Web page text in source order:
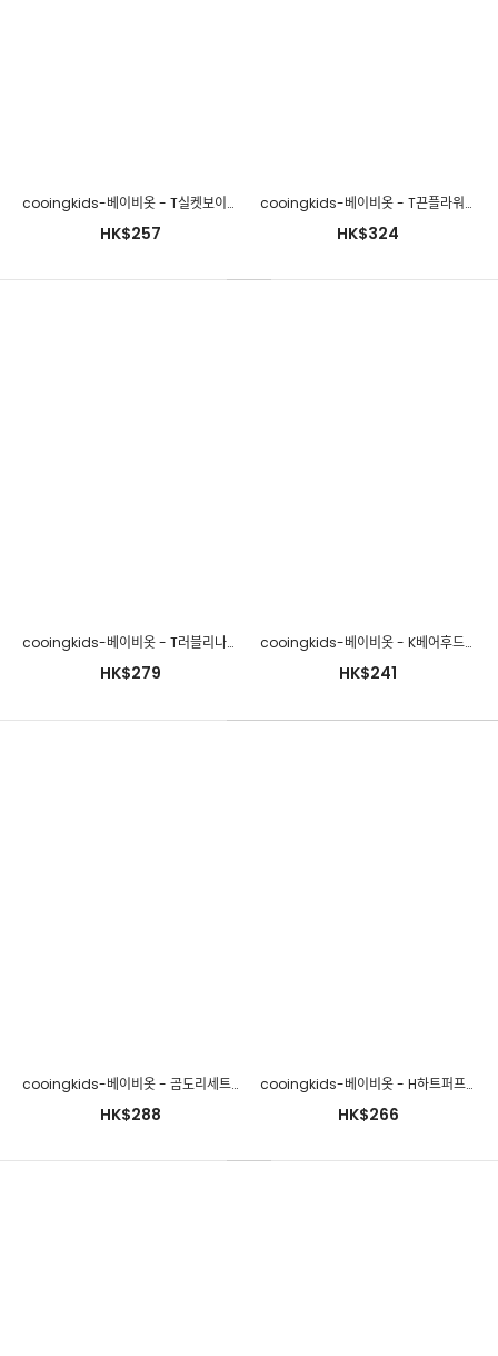
cooingkids-베이비옷 - T실켓보이슈트♡韓國幼兒裝
HK$257
cooingkids-베이비옷 - T끈플라워상하세트♡韓國幼兒裝
HK$324
cooingkids-베이비옷 - T러블리나시세트♡韓國幼兒裝
HK$279
cooingkids-베이비옷 - K베어후드티셔츠♡韓國幼兒裝
HK$241
cooingkids-베이비옷 - 곰도리세트(모자&장갑세트)♡韓國幼兒裝
HK$288
cooingkids-베이비옷 - H하트퍼프슈트♡韓國幼兒裝
HK$266